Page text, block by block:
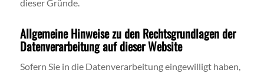
dieser Gründe.
Allgemeine Hinweise zu den Rechtsgrundlagen der
Datenverarbeitung auf dieser Website
Sofern Sie in die Datenverarbeitung eingewilligt haben,